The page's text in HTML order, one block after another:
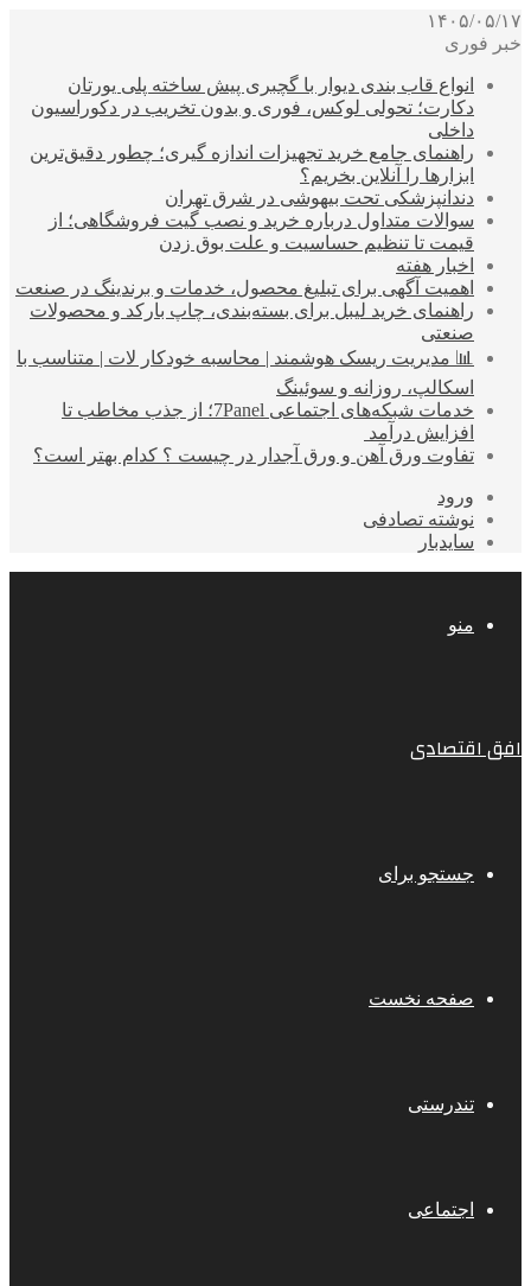
۱۴۰۵/۰۵/۱۷
خبر فوری
انواع قاب بندی دیوار با گچبری پیش ساخته پلی یورتان
دکارت؛ تحولی لوکس، فوری و بدون تخریب در دکوراسیون
داخلی
راهنمای جامع خرید تجهیزات اندازه گیری؛ چطور دقیق‌ترین
ابزارها را آنلاین بخریم؟
دندانپزشکی تحت بیهوشی در شرق تهران
سوالات متداول درباره خرید و نصب گیت فروشگاهی؛ از
قیمت تا تنظیم حساسیت و علت بوق زدن
اخبار هفته
اهمیت آگهی برای تبلیغ محصول، خدمات و برندینگ در صنعت
راهنمای خرید لیبل برای بسته‌بندی، چاپ بارکد و محصولات
صنعتی
📊 مدیریت ریسک هوشمند | محاسبه خودکار لات | متناسب با
اسکالپ، روزانه و سوئینگ
خدمات شبکه‌های اجتماعی 7Panel؛ از جذب مخاطب تا
افزایش درآمد
تفاوت ورق آهن و ورق آجدار در چیست ؟ کدام بهتر است؟
ورود
نوشته تصادفی
سایدبار
منو
افق اقتصادی
جستجو برای
صفحه نخست
تندرستی
اجتماعی